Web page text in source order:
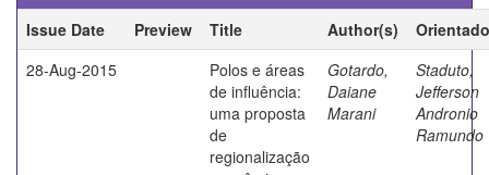
Issue Date
Preview Title Author(s)
28-Aug-2015
Polos e áreas
de influência:
uma proposta
de
regionalização
Gotardo,
Daiane
Marani
Staduto,
Jefferson
Andronio
Ramundo